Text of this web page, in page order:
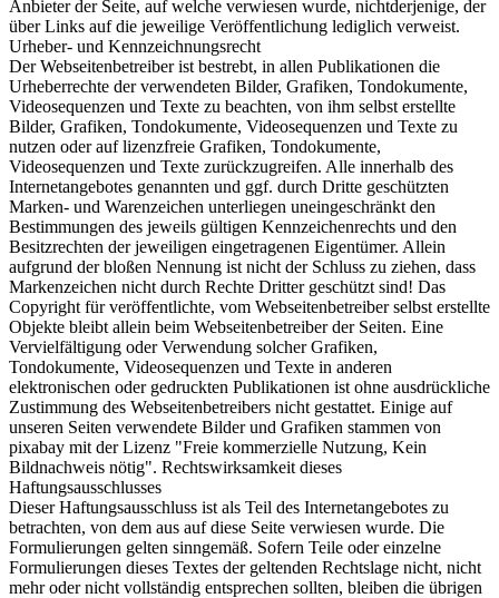
Anbieter der Seite, auf welche verwiesen wurde, nichtderjenige, der
über Links auf die jeweilige Veröffentlichung lediglich verweist.
Urheber- und Kennzeichnungsrecht
Der Webseitenbetreiber ist bestrebt, in allen Publikationen die
Urheberrechte der verwendeten Bilder, Grafiken, Tondokumente,
Videosequenzen und Texte zu beachten, von ihm selbst erstellte
Bilder, Grafiken, Tondokumente, Videosequenzen und Texte zu
nutzen oder auf lizenzfreie Grafiken, Tondokumente,
Videosequenzen und Texte zurückzugreifen. Alle innerhalb des
Internetangebotes genannten und ggf. durch Dritte geschützten
Marken- und Warenzeichen unterliegen uneingeschränkt den
Bestimmungen des jeweils gültigen Kennzeichenrechts und den
Besitzrechten der jeweiligen eingetragenen Eigentümer. Allein
aufgrund der bloßen Nennung ist nicht der Schluss zu ziehen, dass
Markenzeichen nicht durch Rechte Dritter geschützt sind! Das
Copyright für veröffentlichte, vom Webseitenbetreiber selbst erstellte
Objekte bleibt allein beim Webseitenbetreiber der Seiten. Eine
Vervielfältigung oder Verwendung solcher Grafiken,
Tondokumente, Videosequenzen und Texte in anderen
elektronischen oder gedruckten Publikationen ist ohne ausdrückliche
Zustimmung des Webseitenbetreibers nicht gestattet. Einige auf
unseren Seiten verwendete Bilder und Grafiken stammen von
pixabay mit der Lizenz "Freie kommerzielle Nutzung, Kein
Bildnachweis nötig". Rechtswirksamkeit dieses
Haftungsausschlusses
Dieser Haftungsausschluss ist als Teil des Internetangebotes zu
betrachten, von dem aus auf diese Seite verwiesen wurde. Die
Formulierungen gelten sinngemäß. Sofern Teile oder einzelne
Formulierungen dieses Textes der geltenden Rechtslage nicht, nicht
mehr oder nicht vollständig entsprechen sollten, bleiben die übrigen